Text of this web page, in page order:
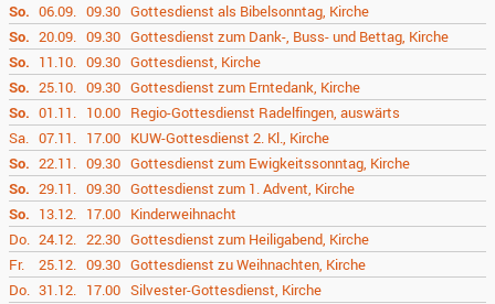
So. 06.09. 09.30 Gottesdienst als Bibelsonntag, Kirche
So. 20.09. 09.30 Gottesdienst zum Dank-, Buss- und Bettag, Kirche
So. 11.10. 09.30 Gottesdienst, Kirche
So. 25.10. 09.30 Gottesdienst zum Erntedank, Kirche
So. 01.11. 10.00 Regio-Gottesdienst Radelfingen, auswärts
Sa. 07.11. 17.00 KUW-Gottesdienst 2. Kl., Kirche
So. 22.11. 09.30 Gottesdienst zum Ewigkeitssonntag, Kirche
So. 29.11. 09.30 Gottesdienst zum 1. Advent, Kirche
So. 13.12. 17.00 Kinderweihnacht
Do. 24.12. 22.30 Gottesdienst zum Heiligabend, Kirche
Fr.
25.12. 09.30 Gottesdienst zu Weihnachten, Kirche
Do. 31.12. 17.00 Silvester-Gottesdienst, Kirche